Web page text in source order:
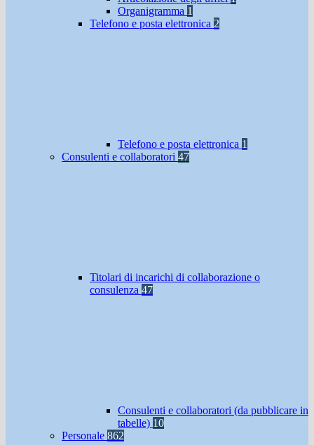
Organigramma 1
Telefono e posta elettronica 2
Telefono e posta elettronica 1
Consulenti e collaboratori 47
Titolari di incarichi di collaborazione o
consulenza 47
Consulenti e collaboratori (da pubblicare in
tabelle) 10
Personale 862